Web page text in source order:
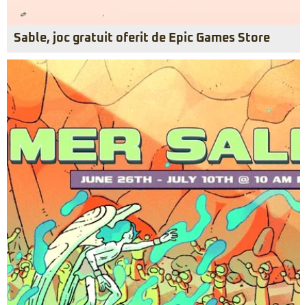
Sable, joc gratuit oferit de Epic Games Store